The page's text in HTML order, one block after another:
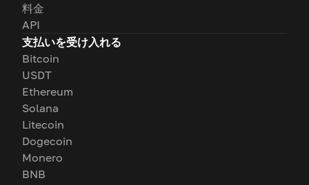
料金
API
支払いを受け入れる
Bitcoin
USDT
Ethereum
Solana
Litecoin
Dogecoin
Monero
BNB